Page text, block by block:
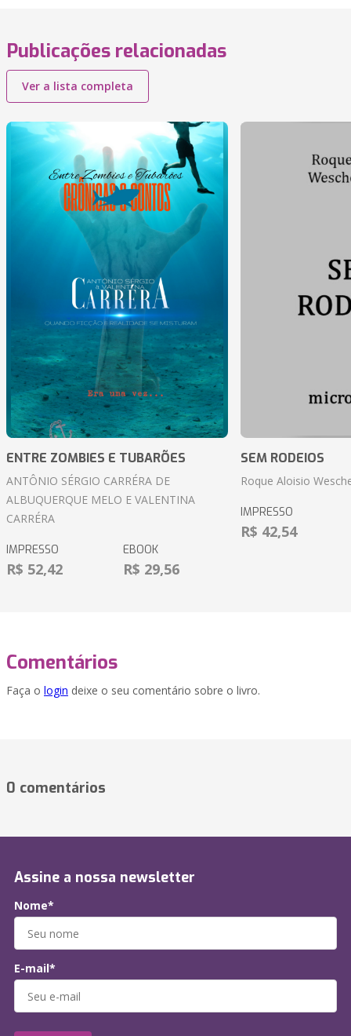
Publicações relacionadas
Ver a lista completa
ENTRE ZOMBIES E TUBARÕES
ANTÔNIO SÉRGIO CARRÉRA DE
ALBUQUERQUE MELO E VALENTINA
CARRÉRA
IMPRESSO
R$ 52,42
EBOOK
R$ 29,56
SEM RODEIOS
Roque Aloisio
IMPRESSO
R$ 42,54
Comentários
Faça o login deixe o seu comentário sobre o livro.
0 comentários
Assine a nossa newsletter
Nome*
E-mail*